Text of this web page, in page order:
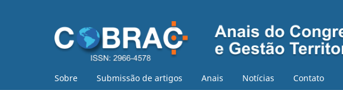
Sobre Submissão de artigos Anais Notícias Contato